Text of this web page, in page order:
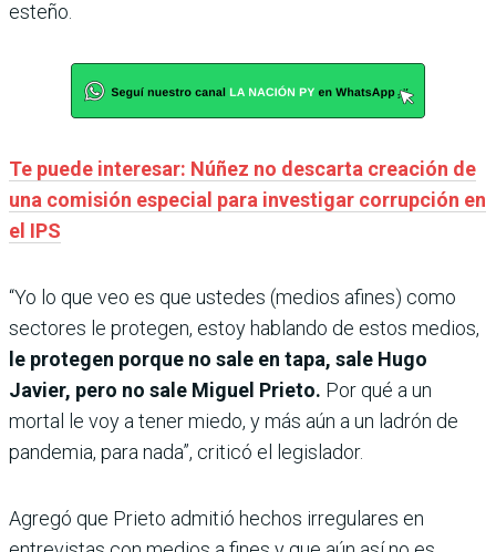
esteño.
Te puede interesar: Núñez no descarta creación de
una comisión especial para investigar corrupción en
el IPS
“Yo lo que veo es que ustedes (medios afines) como
sectores le protegen, estoy hablando de estos medios,
le protegen porque no sale en tapa, sale Hugo
Javier, pero no sale Miguel Prieto. Por qué a un
mortal le voy a tener miedo, y más aún a un ladrón de
pandemia, para nada”, criticó el legislador.
Agregó que Prieto admitió hechos irregulares en